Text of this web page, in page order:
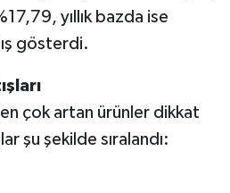
yıllık bazda ise
gösterdi.
en çok artan ürünler dikkat
şu şekilde sıralandı: